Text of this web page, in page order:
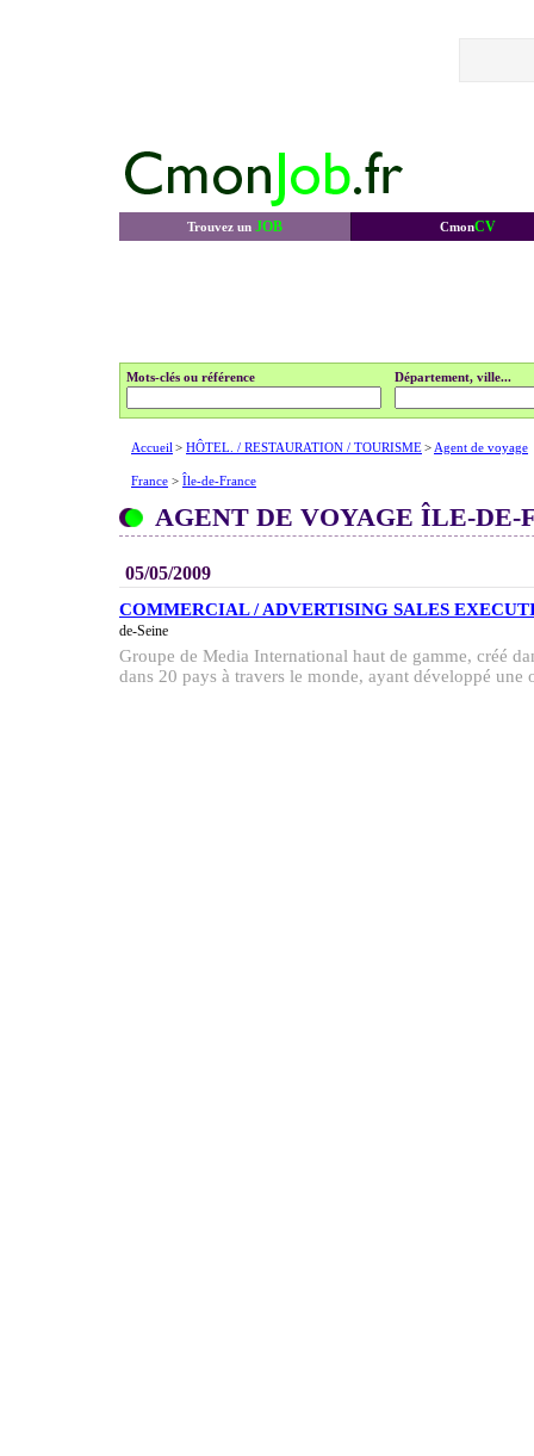
Trouvez un JOB CmonCV
Mots-clés ou référence Département, ville...
Accueil > HÔTEL. / RESTAURATION / TOURISME> Agent de voyage
France > Île-de-France
AGENT DE VOYAGE ÎLE-DE-
05/05/2009
COMMERCIAL / ADVERTISING SALES
de-Seine
Groupe de Media International haut de gamme, créé
dans 20 pays à travers le monde, ayant développé une